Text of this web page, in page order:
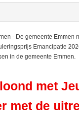
- De gemeente Emmen
Emancipatie
in de gemeente Emmen.
met
met de